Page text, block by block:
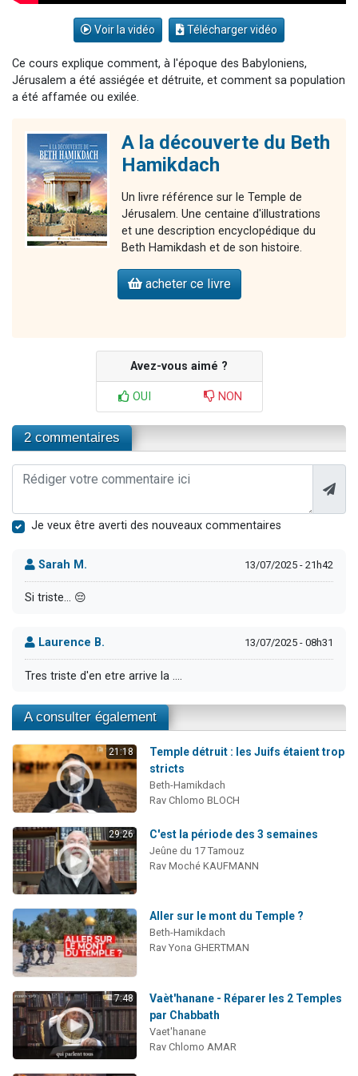
Voir la vidéo Télécharger vidéo
Ce cours explique comment, à l'époque des Babyloniens,
Jérusalem a été assiégée et détruite, et comment sa population
a été affamée ou exilée.
A la découverte du Beth
Hamikdach
Un livre référence sur le Temple de
Jérusalem. Une centaine d'illustrations
et une description encyclopédique du
Beth Hamikdash et de son histoire.
acheter ce livre
Avez-vous aimé ?
OUI NON
2 commentaires
Je veux être averti des nouveaux commentaires
Sarah M. 13/07/2025 - 21h42
Si triste... 😔
Laurence B. 13/07/2025 - 08h31
Tres triste d'en etre arrive la ....
A consulter également
21:18
Temple détruit : les Juifs étaient trop
stricts
Beth-Hamikdach
Rav Chlomo BLOCH
29:26 C'est la période des 3 semaines
Jeûne du 17 Tamouz
Rav Moché KAUFMANN
Aller sur le mont du Temple ?
Beth-Hamikdach
Rav Yona GHERTMAN
7:48
Vaèt'hanane - Réparer les 2 Temples
par Chabbath
Vaet'hanane
Rav Chlomo AMAR